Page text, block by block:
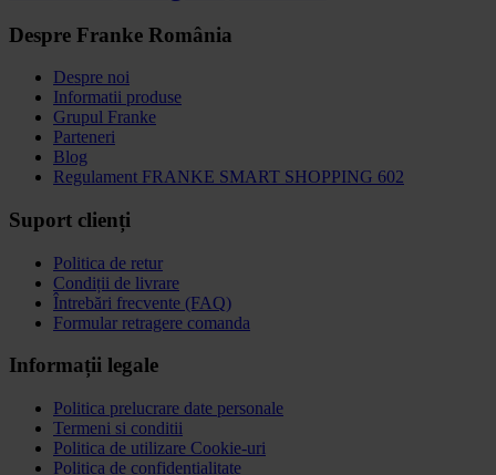
Despre Franke România
Despre noi
Informatii produse
Grupul Franke
Parteneri
Blog
Regulament FRANKE SMART SHOPPING 602
Suport clienți
Politica de retur
Condiții de livrare
Întrebări frecvente (FAQ)
Formular retragere comanda
Informații legale
Politica prelucrare date personale
Termeni si conditii
Politica de utilizare Cookie-uri
Politica de confidențialitate